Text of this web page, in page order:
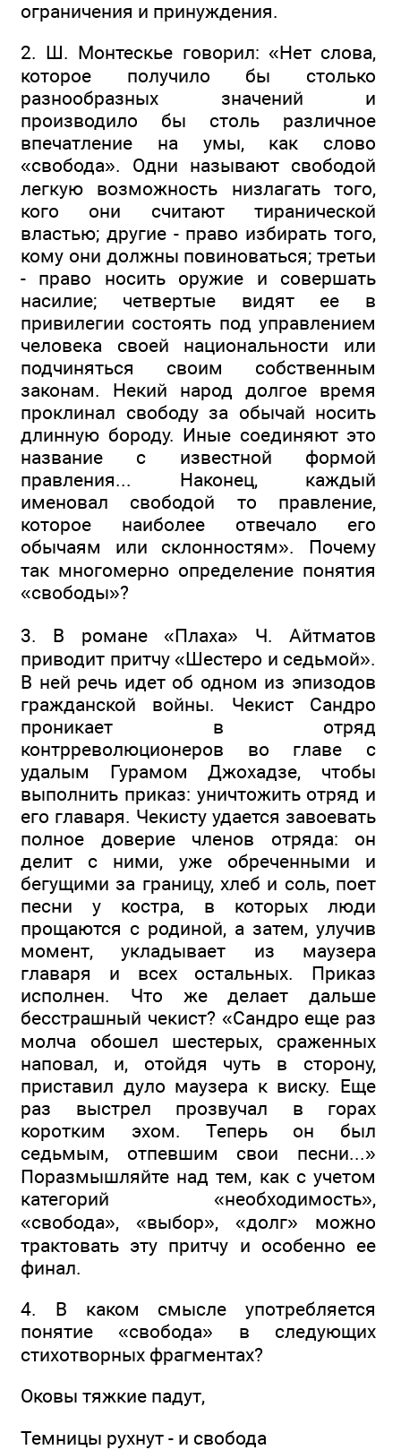
ограничения и принуждения.
2. Ш. Монтескье говорил: «Нет слова,
которое получило бы столько
разнообразных значений и
производило бы столь различное
впечатление на умы, как слово
«свобода». Одни называют свободой
легкую возможность низлагать того,
кого они считают тиранической
властью; другие - право избирать того,
кому они должны повиноваться; третьи
- право носить оружие и совершать
насилие; четвертые видят ее в
привилегии состоять под управлением
человека своей национальности или
подчиняться своим собственным
законам. Некий народ долгое время
проклинал свободу за обычай носить
длинную бороду. Иные соединяют это
название с известной формой
правления... Наконец, каждый
именовал свободой то правление,
которое наиболее отвечало его
обычаям или склонностям». Почему
так многомерно определение понятия
«свободы»?
3. В романе «Плаха» Ч. Айтматов
приводит притчу «Шестеро и седьмой».
В ней речь идет об одном из эпизодов
гражданской войны. Чекист Сандро
проникает в отряд
контрреволюционеров во главе с
удалым Гурамом Джохадзе, чтобы
выполнить приказ: уничтожить отряд и
его главаря. Чекисту удается завоевать
полное доверие членов отряда: он
делит с ними, уже обреченными и
бегущими за границу, хлеб и соль, поет
песни у костра, в которых люди
прощаются с родиной, а затем, улучив
момент, укладывает из маузера
главаря и всех остальных. Приказ
исполнен. Что же делает дальше
бесстрашный чекист? «Сандро еще раз
молча обошел шестерых, сраженных
наповал, и, отойдя чуть в сторону,
приставил дуло маузера к виску. Еще
раз выстрел прозвучал в горах
коротким эхом. Теперь он был
седьмым, отпевшим свои песни...»
Поразмышляйте над тем, как с учетом
категорий «необходимость»,
«свобода», «выбор», «долг» можно
трактовать эту притчу и особенно ее
финал.
4. В каком смысле употребляется
понятие «свобода» в следующих
стихотворных фрагментах?
Оковы тяжкие падут,
Темницы рухнут - и свобода